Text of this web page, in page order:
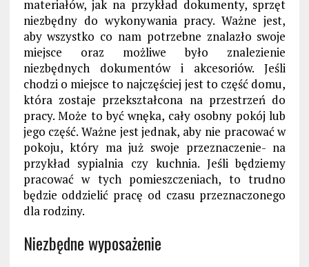
materiałów, jak na przykład dokumenty, sprzęt
niezbędny do wykonywania pracy. Ważne jest,
aby wszystko co nam potrzebne znalazło swoje
miejsce oraz możliwe było znalezienie
niezbędnych dokumentów i akcesoriów. Jeśli
chodzi o miejsce to najczęściej jest to część domu,
która zostaje przekształcona na przestrzeń do
pracy. Może to być wnęka, cały osobny pokój lub
jego część. Ważne jest jednak, aby nie pracować w
pokoju, który ma już swoje przeznaczenie- na
przykład sypialnia czy kuchnia. Jeśli będziemy
pracować w tych pomieszczeniach, to trudno
będzie oddzielić pracę od czasu przeznaczonego
dla rodziny.
Niezbędne wyposażenie